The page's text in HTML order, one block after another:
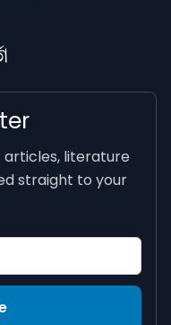
literature
straight to your